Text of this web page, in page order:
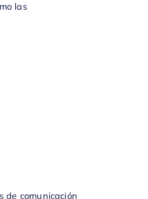
las
de comunicación